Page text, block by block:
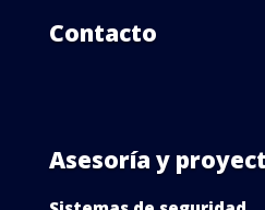
Contacto
Asesoría y